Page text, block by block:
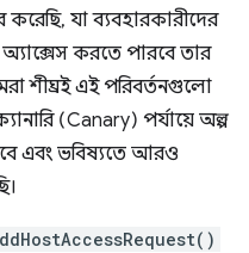
করেছি, যা ব্যবহারকারীদের
করতে পারবে তার
শীঘ্রই এই পরিবর্তনগুলো
(Canary) পর্যায়ে অল্প
এবং ভবিষ্যতে আরও